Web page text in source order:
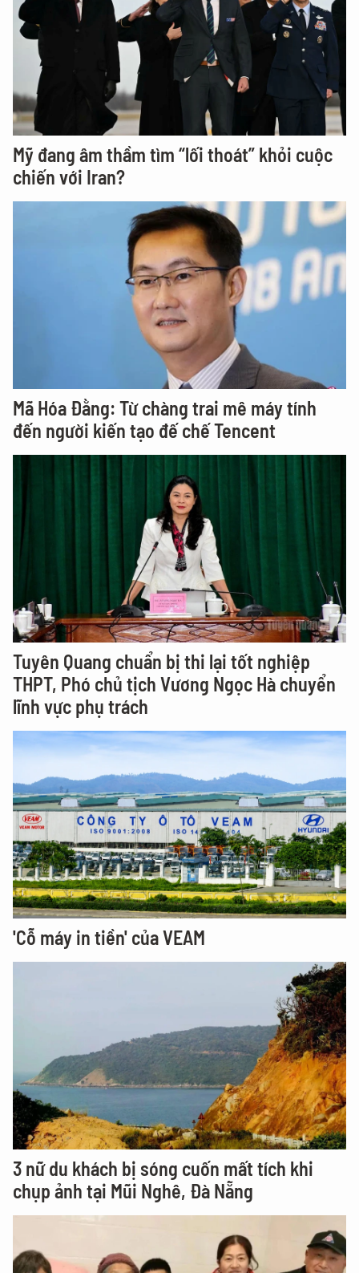
Mỹ đang âm thầm tìm “lối thoát” khỏi cuộc
chiến với Iran?
Mã Hóa Đằng: Từ chàng trai mê máy tính
đến người kiến tạo đế chế Tencent
Tuyên Quang chuẩn bị thi lại tốt nghiệp
THPT, Phó chủ tịch Vương Ngọc Hà chuyển
lĩnh vực phụ trách
'Cỗ máy in tiền' của VEAM
3 nữ du khách bị sóng cuốn mất tích khi
chụp ảnh tại Mũi Nghê, Đà Nẵng